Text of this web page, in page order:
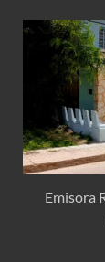
Emisora